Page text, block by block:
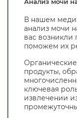
В нашем
анализ мочи
вас
поможем их
продукты,
ключевая
извлечении